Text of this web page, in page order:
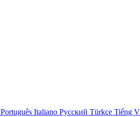
Português Italiano Русский Türkçe Tiếng